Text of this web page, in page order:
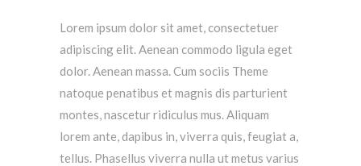
Lorem ipsum dolor sit amet, consectetuer
adipiscing elit. Aenean commodo ligula eget
dolor. Aenean massa. Cum sociis Theme
natoque penatibus et magnis dis parturient
montes, nascetur ridiculus mus. Aliquam
lorem ante, dapibus in, viverra quis, feugiat a,
tellus. Phasellus viverra nulla ut metus varius